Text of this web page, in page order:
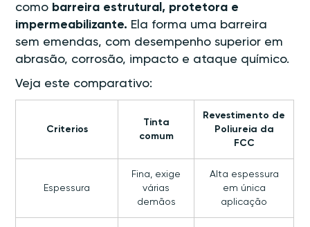
como barreira estrutural, protetora e
impermeabilizante. Ela forma uma barreira
sem emendas, com desempenho superior em
abrasão, corrosão, impacto e ataque químico.
Veja este comparativo:
Criterios
Tinta
comum
Revestimento de
Poliureia da
FCC
Espessura
Fina, exige
várias
demãos
Alta espessura
em única
aplicação